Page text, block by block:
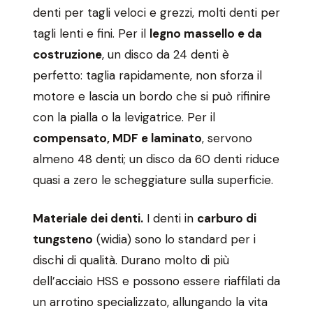
denti per tagli veloci e grezzi, molti denti per
tagli lenti e fini. Per il legno massello e da
costruzione, un disco da 24 denti è
perfetto: taglia rapidamente, non sforza il
motore e lascia un bordo che si può rifinire
con la pialla o la levigatrice. Per il
compensato, MDF e laminato, servono
almeno 48 denti; un disco da 60 denti riduce
quasi a zero le scheggiature sulla superficie.
Materiale dei denti. I denti in carburo di
tungsteno (widia) sono lo standard per i
dischi di qualità. Durano molto di più
dell’acciaio HSS e possono essere riaffilati da
un arrotino specializzato, allungando la vita